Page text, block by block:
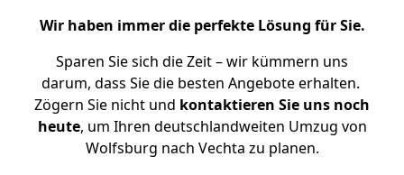
Wir haben immer die perfekte Lösung für Sie.
Sparen Sie sich die Zeit – wir kümmern uns
darum, dass Sie die besten Angebote erhalten.
Zögern Sie nicht und kontaktieren Sie uns noch
heute, um Ihren deutschlandweiten Umzug von
Wolfsburg nach Vechta zu planen.